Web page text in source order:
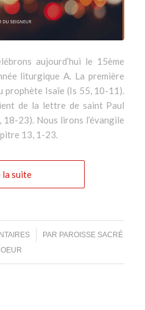
aujourd’hui le 15ème
liturgique A. La première
prophète Isaïe (Is 55, 10-11).
de la lettre de saint Paul
18-23). Nous lirons l’évangile
13, 1-23.
la suite
PAR PAROISSE SACRÉ